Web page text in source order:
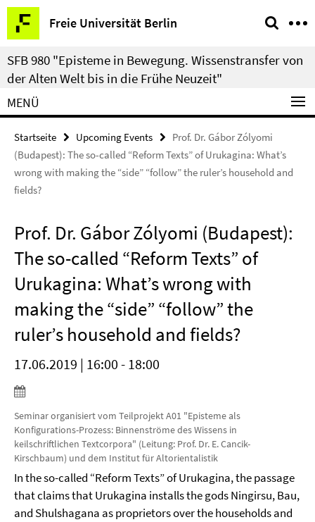
Springe
direkt
zu
Inhalt
Freie Universität Berlin
Service-
Navigation
SFB 980 "Episteme in Bewegung. Wissenstransfer von
der Alten Welt bis in die Frühe Neuzeit"
MENÜ
Startseite Upcoming Events
Prof. Dr. Gábor Zólyomi
(Budapest): The so-called “Reform Texts” of Urukagina: What’s
wrong with making the “side” “follow” the ruler’s household and
fields?
Prof. Dr. Gábor Zólyomi (Budapest):
The so-called “Reform Texts” of
Urukagina: What’s wrong with
making the “side” “follow” the
ruler’s household and fields?
17.06.2019 | 16:00 - 18:00
Seminar organisiert vom Teilprojekt A01 "Episteme als
Konfigurations-Prozess: Binnenströme des Wissens in
keilschriftlichen Textcorpora" (Leitung: Prof. Dr. E. Cancik-
Kirschbaum) und dem Institut für Altorientalistik
In the so-called “Reform Texts” of Urukagina, the passage
that claims that Urukagina installs the gods Ningirsu, Bau,
and Shulshagana as proprietors over the households and